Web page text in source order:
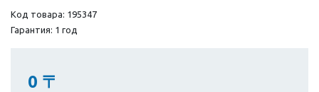
Код товара: 195347
Гарантия: 1 год
0 〒